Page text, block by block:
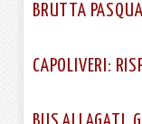
BRUTTA
CAPOLIVERI: